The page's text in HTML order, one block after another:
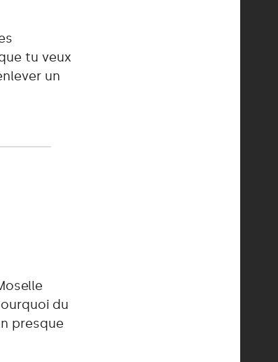
tu veux
un
du
presque